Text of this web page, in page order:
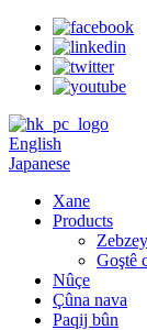
English
Japanese
Xane
Products
Goştê
Nûçe
Çûna nava
Paqij bûn